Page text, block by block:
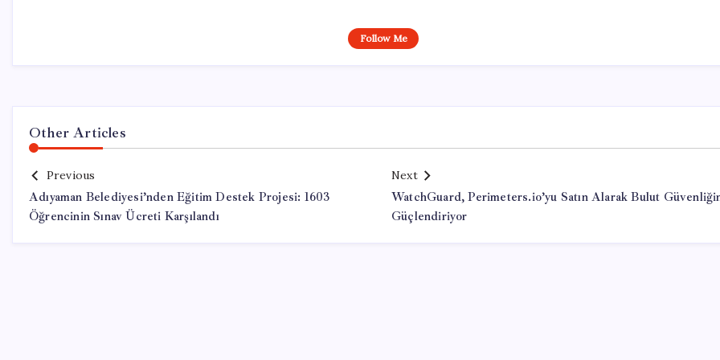
Follow Me
Other Articles
Previous
Adıyaman Belediyesi’nden Eğitim Destek Projesi: 1603
Öğrencinin Sınav Ücreti Karşılandı
Next
WatchGuard, Perimeters.io’yu Satın Alarak Bulut
Güçlendiriyor